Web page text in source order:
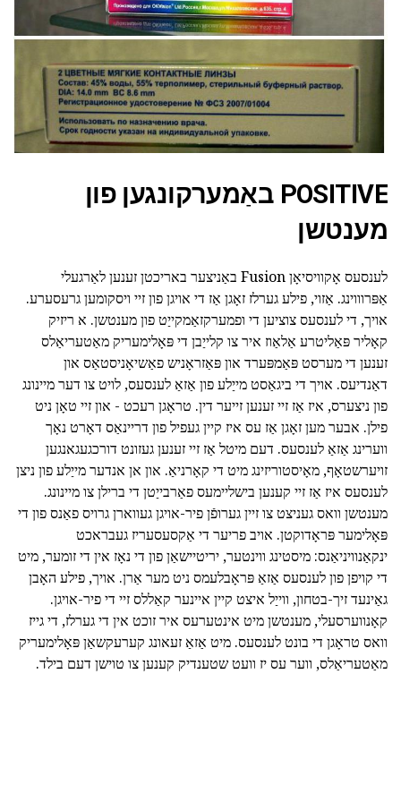
POSITIVE באַמערקונגען פון
מענטשן
לענסעס אָקוויסיאָן Fusion באַניצער באריכטן זענען לאַרגעלי
אַפּרוווינג. אַזוי, פילע גערלז זאָגן אַז די אויגן פון זיי ויסקומען גרעסערע.
אויך, די לענסעס צוציען די ופמערקזאַמקייַט פון מענטשן. א ריזיק
קאָליר פּאַליטרע אַלאַוז איר צו קלייַבן די פּאָלימעריק מאַטעריאַלס
זענען די מערסט פּאַמפּערד און פּאַזראָניש פאַשיאָניסטאַס און
דאַנדיעס. אויך די ביגאַסט מייַלע פון אַזאַ לענסעס, לויט צו דער מיינונג
פון ניצערס, איז אַז זיי זענען זייער דין. טראָגן רעכט - און זיי טאָן ניט
פילן. אבער מען זאָגן אַז עס איז קיין געפיל פון דריינאַס דאָרט נאָך
ווערינג אַזאַ לענסעס. דעם מיטל אַז זיי זענען געזונט דורכגעגאנגען
זויערשטאָף, מאָיסטוריזינג מיט די קאָרניאַ. און אן אנדער מייַלע פון ניצן
לענסעס איז אַז זיי קענען בישליימעס פאַרבייַטן די ברילן צו מיינונג.
מענטשן וואס געניצט צו זיין גערופֿן פיר-אויגן געווארן גרויס פאַנס פון די
פּאָלימער פּראָדוקטן. אויב פריער די אַקסעסעריז געבראכט
ינקאַנוויניאַנס: מיסטינג ווינטער, יריטיישאַן פון די נאָז אין די זומער, מיט
די קויפן פון לענסעס אַזאַ פּראָבלעמס ניט מער אַרן. אויך, פילע האָבן
גאַינעד זיך-בטחון, ווייַל איצט קיין איינער קאַללס זיי די פיר-אויגן.
קאָנווערסעלי, מענטשן מיט אינטערעס איר זוכט אין די גערלז, די גייז
וואס טראָגן די בונט לענסעס. מיט אַזאַ זעאונג קערעקשאַן פּאָלימעריק
מאַטעריאַלס, ווער עס יז וועט שטענדיק קענען צו טוישן דעם בילד.